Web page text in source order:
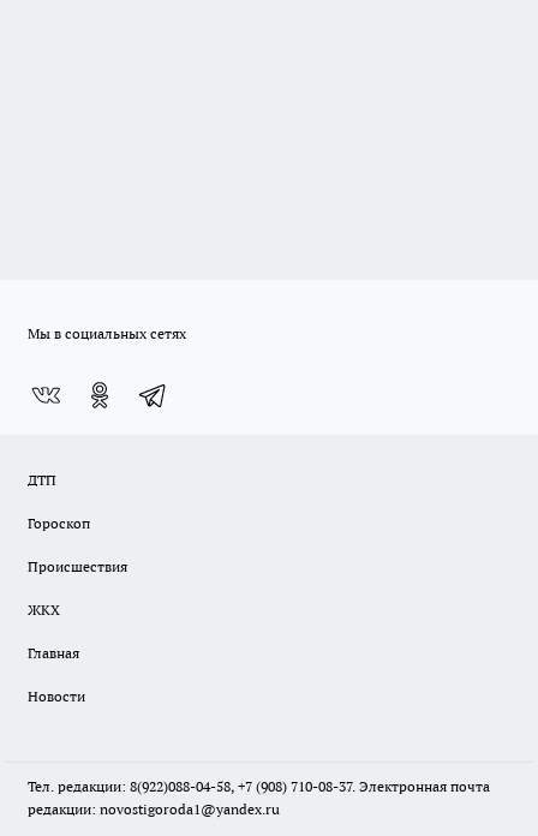
Мы в социальных сетях
ДТП
Гороскоп
Происшествия
ЖКХ
Главная
Новости
Тел. редакции: 8(922)088-04-58, +7 (908) 710-08-37. Электронная почта
редакции: novostigoroda1@yandex.ru